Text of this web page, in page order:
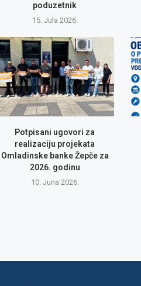
poduzetnik
15. Jula 2026.
Potpisani ugovori za
realizaciju projekata
Omladinske banke Žepče za
2026. godinu
10. Juna 2026.